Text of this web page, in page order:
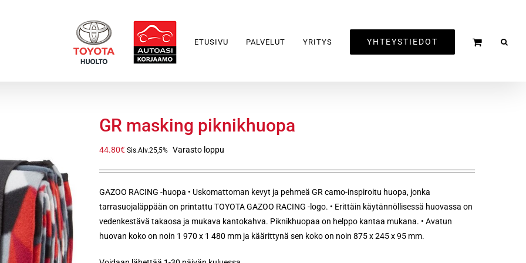
ETUSIVU PALVELUT YRITYS YHTEYSTIEDOT
GR masking piknikhuopa
44.80€ Sis.Alv.25,5% Varasto loppu
GAZOO RACING -huopa • Uskomattoman kevyt ja pehmeä GR camo-inspiroitu huopa, jonka
tarrasuojaläppään on printattu TOYOTA GAZOO RACING -logo. • Erittäin käytännöllisessä huovassa on
vedenkestävä takaosa ja mukava kantokahva. Piknikhuopaa on helppo kantaa mukana. • Avatun
huovan koko on noin 1 970 x 1 480 mm ja käärittynä sen koko on noin 875 x 245 x 95 mm.